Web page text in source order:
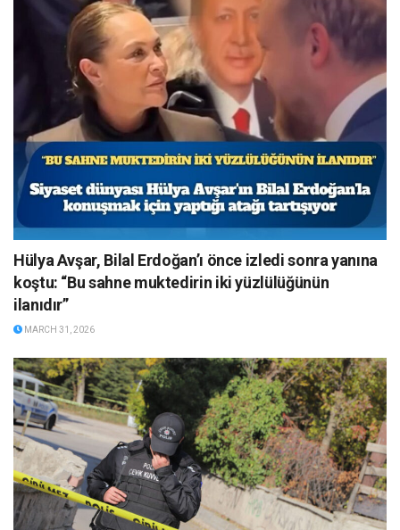
Hülya Avşar, Bilal Erdoğan’ı önce izledi sonra yanına
koştu: “Bu sahne muktedirin iki yüzlülüğünün
ilanıdır”
MARCH 31, 2026